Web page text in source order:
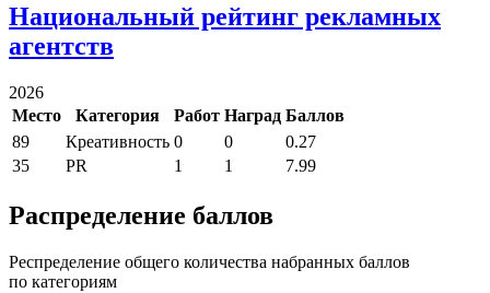
Национальный рейтинг рекламных
агентств
2026
Место
Категория Работ Наград Баллов
89
Креативность 0 0
0.27
35
PR 1 1 7.99
Распределение баллов
Респределение общего количества набранных баллов
по категориям